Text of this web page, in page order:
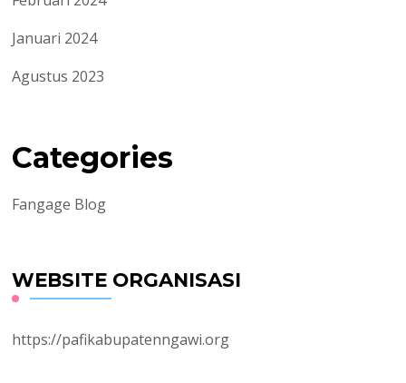
Januari 2024
Agustus 2023
Categories
Fangage Blog
WEBSITE ORGANISASI
https://pafikabupatenngawi.org